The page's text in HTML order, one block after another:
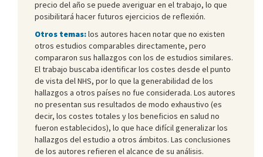
precio del año se puede averiguar en el trabajo, lo que
posibilitará hacer futuros ejercicios de reflexión.
Otros temas:los autores hacen notar que no existen
otros estudios comparables directamente, pero
compararon sus hallazgos con los de estudios similares.
El trabajo buscaba identificar los costes desde el punto
de vista del NHS, por lo que la generabilidad de los
hallazgos a otros países no fue considerada. Los autores
no presentan sus resultados de modo exhaustivo (es
decir, los costes totales y los beneficios en salud no
fueron establecidos), lo que hace difícil generalizar los
hallazgos del estudio a otros ámbitos. Las conclusiones
de los autores refieren el alcance de su análisis.